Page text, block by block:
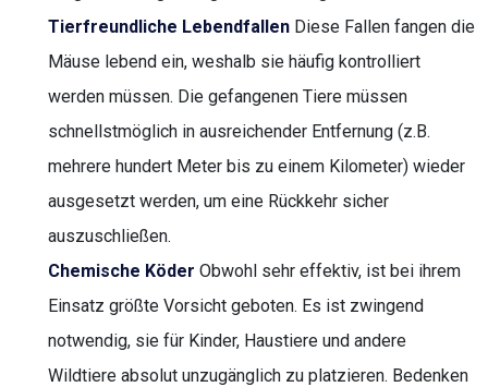
Tierfreundliche Lebendfallen Diese Fallen fangen die
Mäuse lebend ein, weshalb sie häufig kontrolliert
werden müssen. Die gefangenen Tiere müssen
schnellstmöglich in ausreichender Entfernung (z.B.
mehrere hundert Meter bis zu einem Kilometer) wieder
ausgesetzt werden, um eine Rückkehr sicher
auszuschließen.
Chemische Köder Obwohl sehr effektiv, ist bei ihrem
Einsatz größte Vorsicht geboten. Es ist zwingend
notwendig, sie für Kinder, Haustiere und andere
Wildtiere absolut unzugänglich zu platzieren. Bedenken